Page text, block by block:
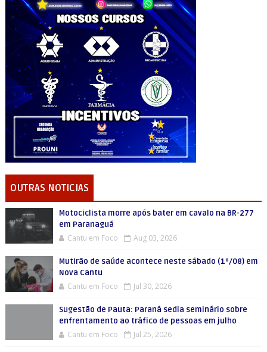
OUTRAS NOTICIAS
Motociclista morre após bater em cavalo na BR-277
em Paranaguá
Cantu em Foco Aug 03, 2026
Mutirão de saúde acontece neste sábado (1º/08) em
Nova Cantu
Cantu em Foco Jul 30, 2026
Sugestão de Pauta: Paraná sedia seminário sobre
enfrentamento ao tráfico de pessoas em julho
Cantu em Foco Jul 25, 2026